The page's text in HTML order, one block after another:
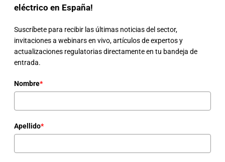
eléctrico en España!
Suscríbete para recibir las últimas noticias del sector,
invitaciones a webinars en vivo, artículos de expertos y
actualizaciones regulatorias directamente en tu bandeja de
entrada.
Nombre*
Apellido*